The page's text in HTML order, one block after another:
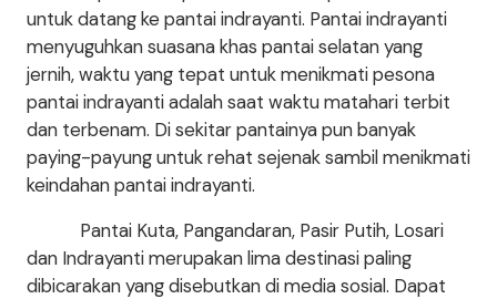
untuk datang ke pantai indrayanti. Pantai indrayanti
menyuguhkan suasana khas pantai selatan yang
jernih, waktu yang tepat untuk menikmati pesona
pantai indrayanti adalah saat waktu matahari terbit
dan terbenam. Di sekitar pantainya pun banyak
paying-payung untuk rehat sejenak sambil menikmati
keindahan pantai indrayanti.
Pantai Kuta, Pangandaran, Pasir Putih, Losari
dan Indrayanti merupakan lima destinasi paling
dibicarakan yang disebutkan di media sosial. Dapat